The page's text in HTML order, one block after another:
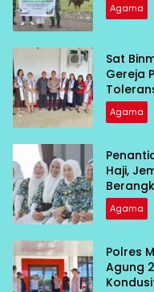
Agama
Sat
Gereja
Agama
Haji,
Agama
Polres
Agung